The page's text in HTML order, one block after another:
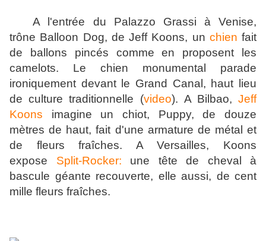
A l'entrée du Palazzo Grassi à Venise,
trône Balloon Dog, de Jeff Koons, un chien fait
de ballons pincés comme en proposent les
camelots. Le chien monumental parade
ironiquement devant le Grand Canal, haut lieu
de culture traditionnelle (video). A Bilbao, Jeff
Koons imagine un chiot, Puppy, de douze
mètres de haut, fait d'une armature de métal et
de fleurs fraîches.
A Versailles, Koons
expose Split-Rocker: une tête de cheval à
bascule géante recouverte, elle aussi, de cent
mille fleurs fraîches.